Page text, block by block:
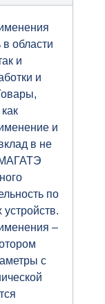
в области
и
и
и
в не
МАГАТЭ
по
–
с